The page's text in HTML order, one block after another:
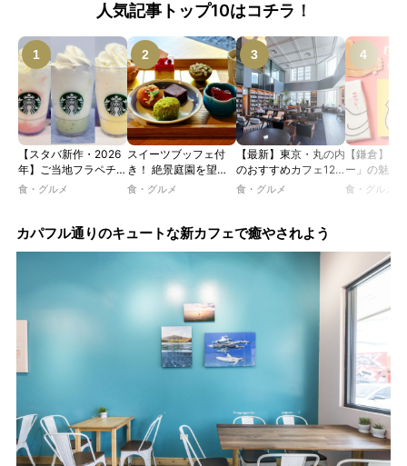
人気記事トップ10はコチラ！
【スタバ新作・2026
年】ご当地フラペチー
ノが新登場！ 地域と
JIMOTO
PROGRAM」が青
食・グルメ
スイーツブッフェ付
き！ 絶景庭園を望む
ホテルレストランで味
ツトレンドVol.105】
食・グルメ
【最新】東京・丸の内
のおすすめカフェ12
選｜ひとりでゆったり
るカフェ、優雅なホテ
食・グルメ
【鎌倉】「
ー」の魅力
説！ 定番商
食・グルメ
カパフル通りのキュートな新カフェで癒やされよう